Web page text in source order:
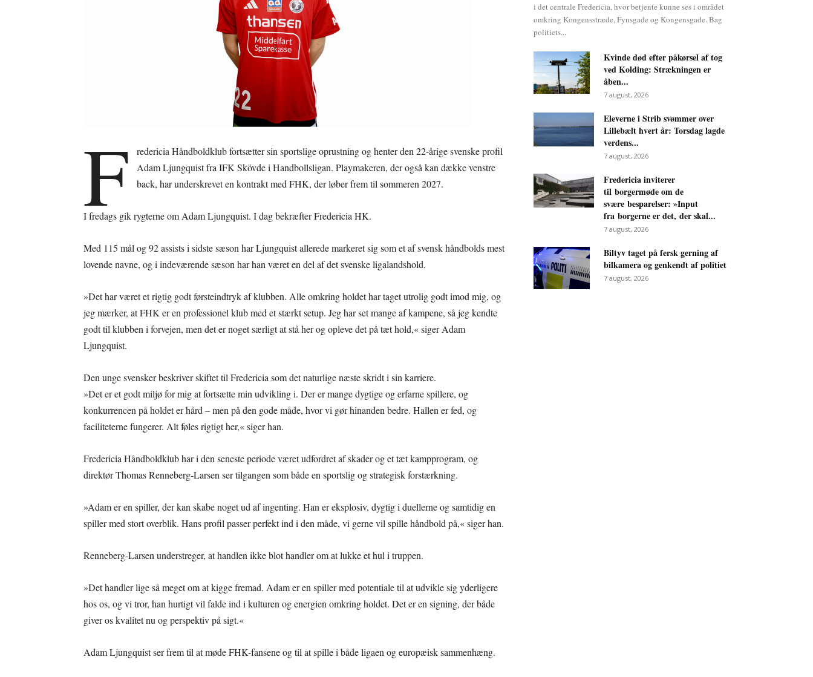
F
redericia Håndboldklub fortsætter sin sportslige oprustning og henter den 22-årige svenske profil
Adam Ljungquist fra IFK Skövde i Handbollsligan. Playmakeren, der også kan dække venstre
back, har underskrevet en kontrakt med FHK, der løber frem til sommeren 2027.
I fredags gik rygterne om Adam Ljungquist. I dag bekræfter Fredericia HK.
Med 115 mål og 92 assists i sidste sæson har Ljungquist allerede markeret sig som et af svensk håndbolds mest
lovende navne, og i indeværende sæson har han været en del af det svenske ligalandshold.
»Det har været et rigtig godt førsteindtryk af klubben. Alle omkring holdet har taget utrolig godt imod mig, og
jeg mærker, at FHK er en professionel klub med et stærkt setup. Jeg har set mange af kampene, så jeg kendte
godt til klubben i forvejen, men det er noget særligt at stå her og opleve det på tæt hold,« siger Adam
Ljungquist.
Den unge svensker beskriver skiftet til Fredericia som det naturlige næste skridt i sin karriere.
»Det er et godt miljø for mig at fortsætte min udvikling i. Der er mange dygtige og erfarne spillere, og
konkurrencen på holdet er hård – men på den gode måde, hvor vi gør hinanden bedre. Hallen er fed, og
faciliteterne fungerer. Alt føles rigtigt her,« siger han.
Fredericia Håndboldklub har i den seneste periode været udfordret af skader og et tæt kampprogram, og
direktør Thomas Renneberg-Larsen ser tilgangen som både en sportslig og strategisk forstærkning.
»Adam er en spiller, der kan skabe noget ud af ingenting. Han er eksplosiv, dygtig i duellerne og samtidig en
spiller med stort overblik. Hans profil passer perfekt ind i den måde, vi gerne vil spille håndbold på,« siger han.
Renneberg-Larsen understreger, at handlen ikke blot handler om at lukke et hul i truppen.
»Det handler lige så meget om at kigge fremad. Adam er en spiller med potentiale til at udvikle sig yderligere
hos os, og vi tror, han hurtigt vil falde ind i kulturen og energien omkring holdet. Det er en signing, der både
giver os kvalitet nu og perspektiv på sigt.«
Adam Ljungquist ser frem til at møde FHK-fansene og til at spille i både ligaen og europæisk sammenhæng.
i det centrale Fredericia, hvor betjente kunne ses i området
omkring Kongensstræde, Fynsgade og Kongensgade. Bag
politiets...
Kvinde død efter påkørsel af tog
ved Kolding: Strækningen er
åben...
7 august, 2026
Eleverne i Strib svømmer over
Lillebælt hvert år: Torsdag lagde
verdens...
7 august, 2026
Fredericia inviterer
til borgermøde om de
svære besparelser: »Input
fra borgerne er det, der skal...
7 august, 2026
Biltyv taget på fersk gerning af
bilkamera og genkendt af politiet
7 august, 2026